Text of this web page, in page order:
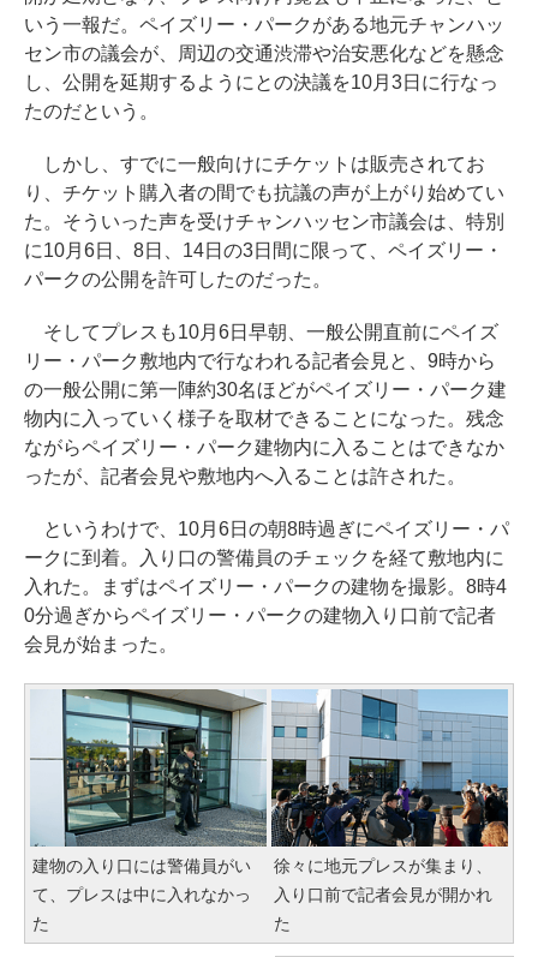
いう一報だ。ペイズリー・パークがある地元チャンハッ
セン市の議会が、周辺の交通渋滞や治安悪化などを懸念
し、公開を延期するようにとの決議を10月3日に行なっ
たのだという。
しかし、すでに一般向けにチケットは販売されてお
り、チケット購入者の間でも抗議の声が上がり始めてい
た。そういった声を受けチャンハッセン市議会は、特別
に10月6日、8日、14日の3日間に限って、ペイズリー・
パークの公開を許可したのだった。
そしてプレスも10月6日早朝、一般公開直前にペイズ
リー・パーク敷地内で行なわれる記者会見と、9時から
の一般公開に第一陣約30名ほどがペイズリー・パーク建
物内に入っていく様子を取材できることになった。残念
ながらペイズリー・パーク建物内に入ることはできなか
ったが、記者会見や敷地内へ入ることは許された。
というわけで、10月6日の朝8時過ぎにペイズリー・パ
ークに到着。入り口の警備員のチェックを経て敷地内に
入れた。まずはペイズリー・パークの建物を撮影。8時4
0分過ぎからペイズリー・パークの建物入り口前で記者
会見が始まった。
建物の入り口には警備員がい
て、プレスは中に入れなかっ
た
徐々に地元プレスが集まり、
入り口前で記者会見が開かれ
た